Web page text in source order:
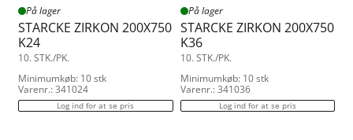
På lager
STARCKE ZIRKON 200X750
K24
10. STK./PK.
Minimumkøb: 10 stk
Varenr.: 341024
Log ind for at se pris
På lager
STARCKE ZIRKON 200X750
K36
10. STK./PK.
Minimumkøb: 10 stk
Varenr.: 341036
Log ind for at se pris